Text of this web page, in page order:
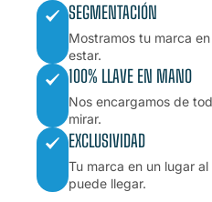
SEGMENTACIÓN
Mostramos tu marca
estar.
100% LLAVE EN MANO
Nos encargamos de
mirar.
EXCLUSIVIDAD
Tu marca en un lugar
puede llegar.